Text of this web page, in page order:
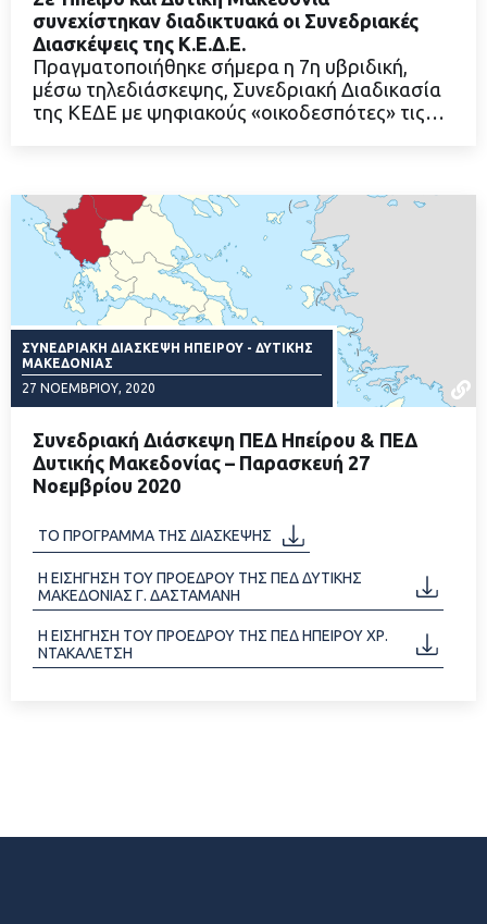
ΔΙΑΒΑΣΤΕ ΠΕΡΙΣΣΟΤΕΡΑ
συνεχίστηκαν διαδικτυακά οι Συνεδριακές
Διασκέψεις της Κ.Ε.Δ.Ε.
Πραγματοποιήθηκε σήμερα η 7η υβριδική,
μέσω τηλεδιάσκεψης, Συνεδριακή Διαδικασία
της ΚΕΔΕ με ψηφιακούς «οικοδεσπότες» τις…
ΣΥΝΕΔΡΙΑΚΗ ΔΙΑΣΚΕΨΗ ΗΠΕΙΡΟΥ - ΔΥΤΙΚΗΣ
ΜΑΚΕΔΟΝΙΑΣ
27 ΝΟΕΜΒΡΊΟΥ, 2020
Συνεδριακή Διάσκεψη ΠΕΔ Ηπείρου & ΠΕΔ
Δυτικής Μακεδονίας – Παρασκευή 27
Νοεμβρίου 2020
ΤΟ ΠΡΟΓΡΑΜΜΑ ΤΗΣ ΔΙΑΣΚΕΨΗΣ
Η ΕΙΣΗΓΗΣΗ ΤΟΥ ΠΡΟΕΔΡΟΥ ΤΗΣ ΠΕΔ ΔΥΤΙΚΗΣ
ΜΑΚΕΔΟΝΙΑΣ Γ. ΔΑΣΤΑΜΑΝΗ
Η ΕΙΣΗΓΗΣΗ ΤΟΥ ΠΡΟΕΔΡΟΥ ΤΗΣ ΠΕΔ ΗΠΕΙΡΟΥ ΧΡ.
ΝΤΑΚΑΛΕΤΣΗ